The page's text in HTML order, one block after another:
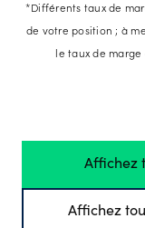
*Différents taux de
de votre position ; à
le taux de
Affichez
Affichez